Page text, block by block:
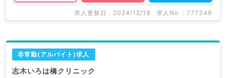
求人更新日 : 2024/12/19 求人No. : 777349
非常勤(アルバイト)求人
志木いろは橋クリニック